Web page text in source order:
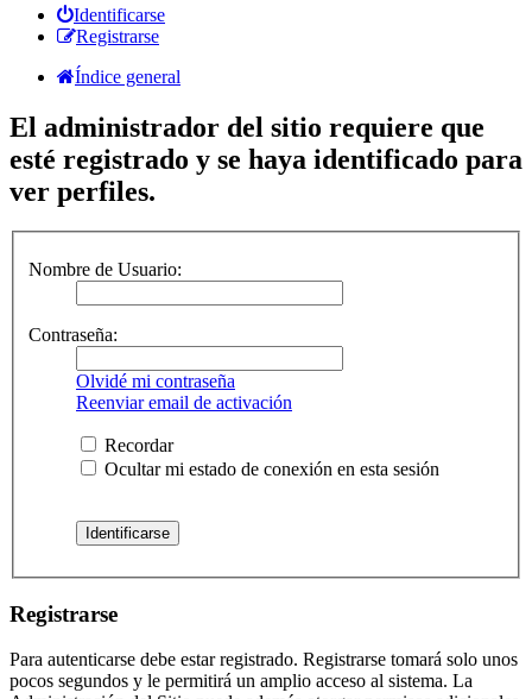
Identificarse
Registrarse
Índice general
El administrador del sitio requiere que
esté registrado y se haya identificado para
ver perfiles.
Nombre de Usuario:
Contraseña:
Olvidé mi contraseña
Reenviar email de activación
Recordar
Ocultar mi estado de conexión en esta sesión
Registrarse
Para autenticarse debe estar registrado. Registrarse tomará solo unos
pocos segundos y le permitirá un amplio acceso al sistema. La